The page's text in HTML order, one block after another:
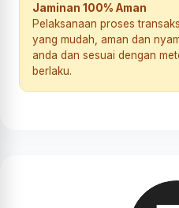
Jaminan 100% Aman
Pelaksanaan proses
yang mudah, aman dan
anda dan sesuai dengan
berlaku.